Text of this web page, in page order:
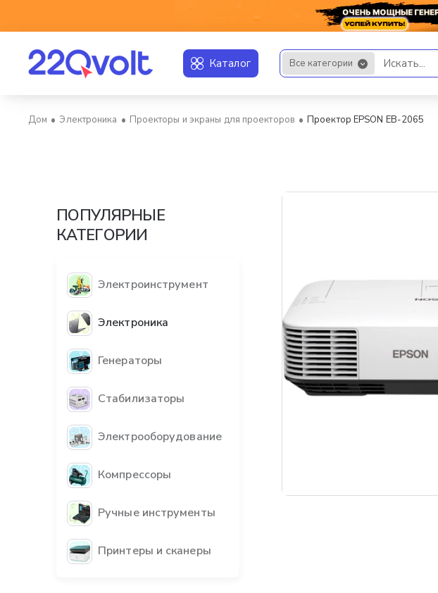
Каталог Все категории
Искать...
Электроника Проекторы и экраны для проекторов Проектор EPSON EB-2065
ПОПУЛЯРНЫЕ
КАТЕГОРИИ
Электроинструмент
Электроника
Генераторы
Стабилизаторы
Электрооборудование
Компрессоры
Ручные инструменты
Принтеры и сканеры